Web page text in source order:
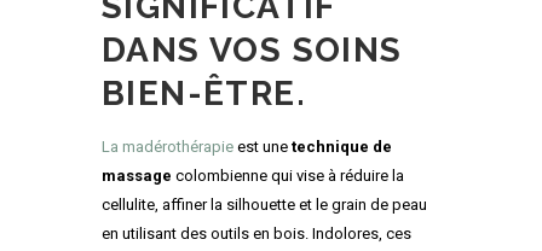
DANS VOS SOINS
BIEN-ÊTRE.
La madérothérapie est une technique de
massage colombienne qui vise à réduire la
cellulite, affiner la silhouette et le grain de peau
en utilisant des outils en bois. Indolores, ces